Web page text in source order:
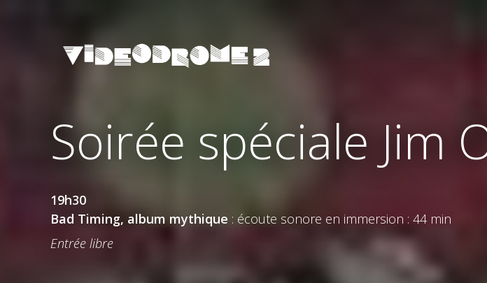
Soirée spéciale Jim
19h30
Bad Timing, album mythique : écoute sonore en immersion : 44 min
Entrée libre